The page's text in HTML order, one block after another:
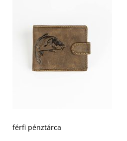
férfi pénztárca